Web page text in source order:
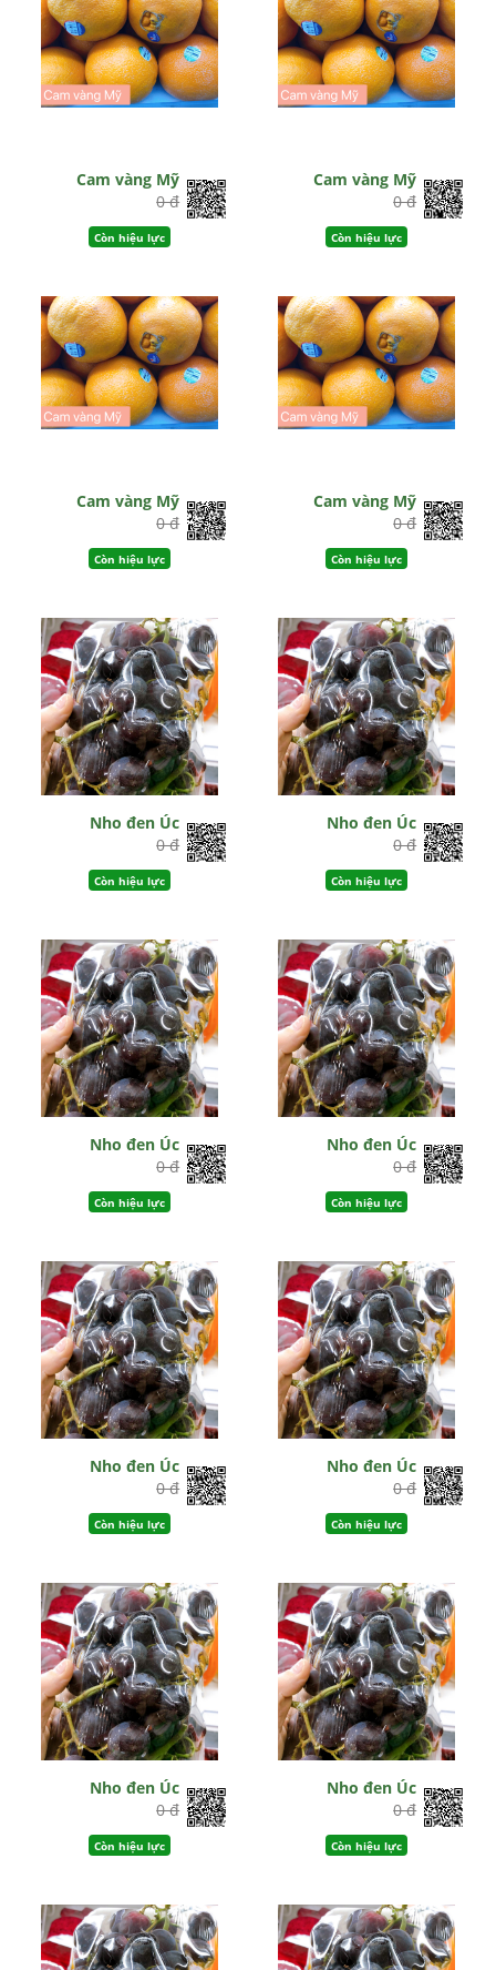
Cam vàng Mỹ
0 đ
Còn hiệu lực
Cam vàng Mỹ
0 đ
Còn hiệu lực
Cam vàng Mỹ
0 đ
Còn hiệu lực
Cam vàng Mỹ
0 đ
Còn hiệu lực
Nho đen Úc
0 đ
Còn hiệu lực
Nho đen Úc
0 đ
Còn hiệu lực
Nho đen Úc
0 đ
Còn hiệu lực
Nho đen Úc
0 đ
Còn hiệu lực
Nho đen Úc
0 đ
Còn hiệu lực
Nho đen Úc
0 đ
Còn hiệu lực
Nho đen Úc
0 đ
Còn hiệu lực
Nho đen Úc
0 đ
Còn hiệu lực